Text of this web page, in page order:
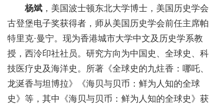
杨斌 ，美国波士顿东北大学博士，美国历史学会
古登堡电子奖获得者，师从美国历史学会前任主席帕
特里克·曼宁。现为香港城市大学中文及历史学系教
授，西泠印社社员。研究方向为中国史、全球史、科
技医疗史及海洋史。所著《全球史的九炷香：哪吒、
龙涎香与坦博拉》《海贝与贝币：鲜为人知的全球
史》等，其中《海贝与贝币：鲜为人知的全球史》获